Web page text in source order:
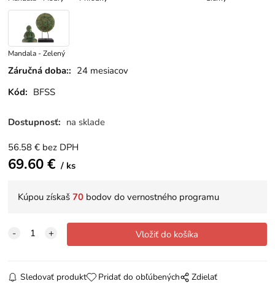
Mandala - Zelený
Záručná doba:: 24 mesiacov
Kód: BFSS
Dostupnosť: na sklade
56.58 € bez DPH
69.60€ ks
Kúpou získaš70 bodov do vernostného programu
Sledovať produkt Pridať do obľúbených Zdielať